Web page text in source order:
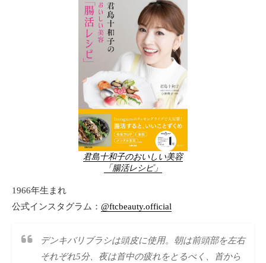
君島十和子のおいしい美容
「腸活レシピ」
1966年生まれ
公式インスタグラム： @ftcbeauty.official
デンキバリブラシは頭皮に使用。朝は前頭部を左右
それぞれ5分、夜は首中の疲れをとるべく、首から